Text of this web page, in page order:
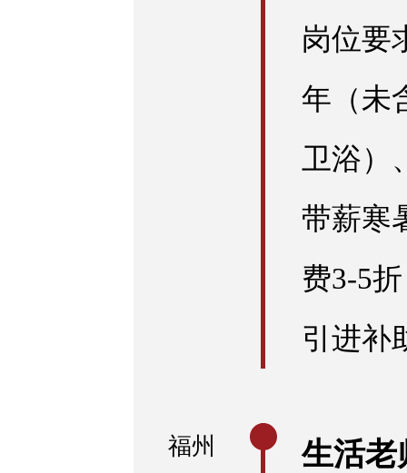
岗位要
年（未
卫浴）
带薪寒
费3-5
引进补
福州 生活老